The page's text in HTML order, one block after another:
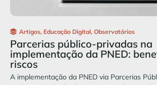
Artigos, Educação Digital, Observatórios
Parcerias público-privadas na
implementação da PNED:
riscos
A implementação da PNED via Parcerias